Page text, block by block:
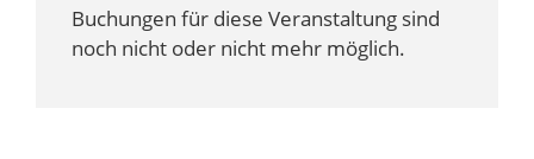
Buchungen für diese Veranstaltung sind
noch nicht oder nicht mehr möglich.